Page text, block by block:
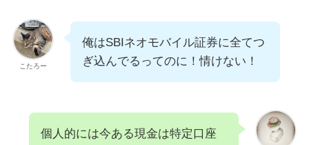
こたろー
俺はSBIネオモバイル証券に全てつ
ぎ込んでるってのに！情けない！
個人的には今ある現金は特定口座